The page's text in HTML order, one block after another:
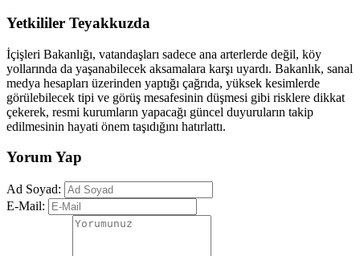
Yetkililer Teyakkuzda
İçişleri Bakanlığı, vatandaşları sadece ana arterlerde değil, köy
yollarında da yaşanabilecek aksamalara karşı uyardı. Bakanlık, sanal
medya hesapları üzerinden yaptığı çağrıda, yüksek kesimlerde
görülebilecek tipi ve görüş mesafesinin düşmesi gibi risklere dikkat
çekerek, resmi kurumların yapacağı güncel duyuruların takip
edilmesinin hayati önem taşıdığını hatırlattı.
Yorum Yap
Ad Soyad:
E-Mail: